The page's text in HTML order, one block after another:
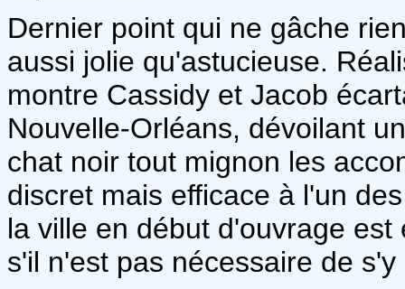
Dernier point qui ne gâche
aussi jolie qu'astucieuse.
montre Cassidy et Jacob
Nouvelle-Orléans, dévoilant
chat noir tout mignon les
discret mais efficace à l'un
la ville en début d'ouvrage
s'il n'est pas nécessaire de